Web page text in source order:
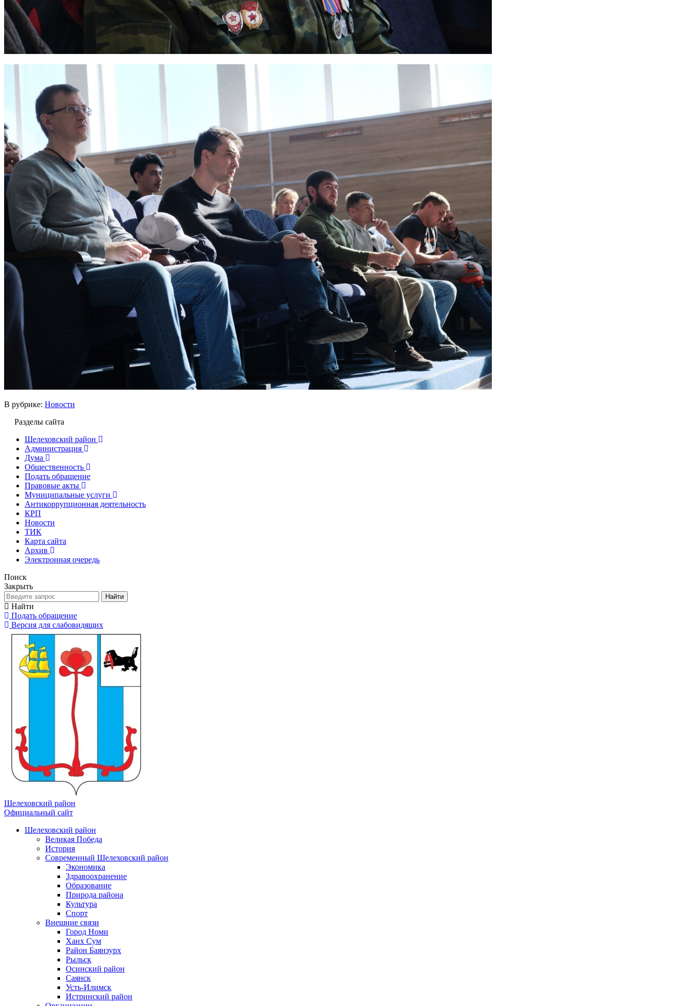
В рубрике: Новости
Разделы сайта
Шелеховский район
Администрация
Дума
Общественность
Подать обращение
Правовые акты
Муниципальные услуги
Антикоррупционная деятельность
КРП
Новости
ТИК
Карта сайта
Архив
Электронная очередь
Поиск
Закрыть
Найти
Найти
Подать обращение
Версия для слабовидящих
Шелеховский район
Официальный сайт
Шелеховский район
Великая Победа
История
Современный Шелеховский район
Экономика
Здравоохранение
Образование
Природа района
Культура
Спорт
Внешние связи
Город Номи
Ханх Сум
Район Баянзурх
Рыльск
Осинский район
Саянск
Усть-Илимск
Истринский район